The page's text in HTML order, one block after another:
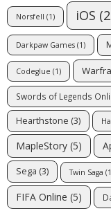
Norsfell (1) iOS
Darkpaw Games (1)
Codeglue (1)
Swords of Legends
Hearthstone (3)
MapleStory (5)
Sega (3) Twin Saga
FIFA Online (5)